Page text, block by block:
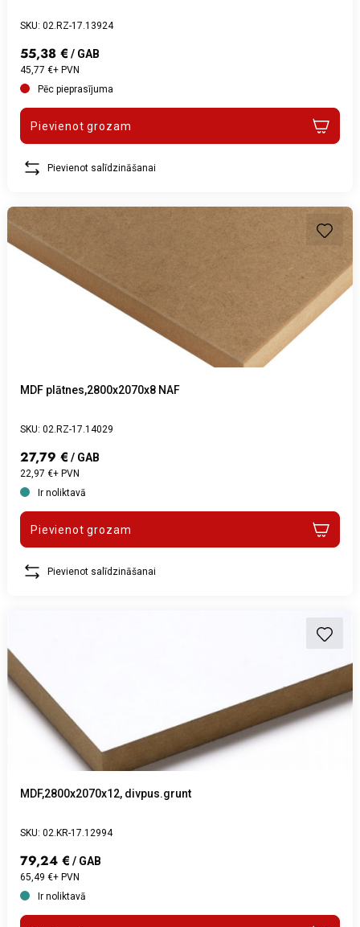
SKU: 02.RZ-17.13924
55,38 € / GAB
45,77 €+ PVN
Pēc pieprasījuma
Pievienot grozam
Pievienot salīdzināšanai
MDF plātnes,2800x2070x8 NAF
SKU: 02.RZ-17.14029
27,79 € / GAB
22,97 €+ PVN
Ir noliktavā
Pievienot grozam
Pievienot salīdzināšanai
MDF,2800x2070x12, divpus.grunt
SKU: 02.KR-17.12994
79,24 € / GAB
65,49 €+ PVN
Ir noliktavā